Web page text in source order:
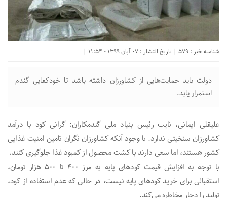
شناسه خبر : 579 | تاریخ انتشار : 07 آبان 1399 - 11:54 |
دولت باید حمایت‌هایی از کشاورزان داشته باشد تا خودکفایی گندم
استمرار یابد.
علیقلی ایمانی، نایب رئیس بنیاد ملی گندمکاران: گرانی کود با درآمد
کشاورزان سنخیتی ندارد. با وجود آنکه کشاورزان نگران تامین امنیت غذایی
کشور هستند، اما سعی دارند با کشت محصول از کمبود غذا جلوگیری کنند.
با توجه به افزایش قیمت کود‌های پایه به مرز ۴۰۰ تا ۵۰۰ هزار تومان،
استقبالی برای خرید کود‌های پایه نیست، در حالی که عدم استفاده از کود،
تولید را دچار مخاطره می‌کند.